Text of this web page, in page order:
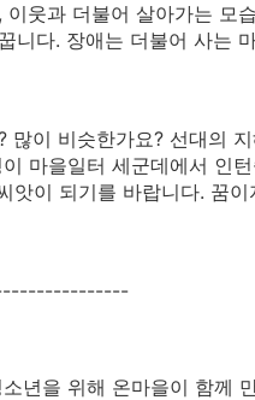
이웃과 더불어 살아가는 모
니다. 장애는 더불어 사는
많이 비슷한가요? 선대의
마을일터 세군데에서 인
앗이 되기를 바랍니다. 꿈
년을 위해 온마을이 함께